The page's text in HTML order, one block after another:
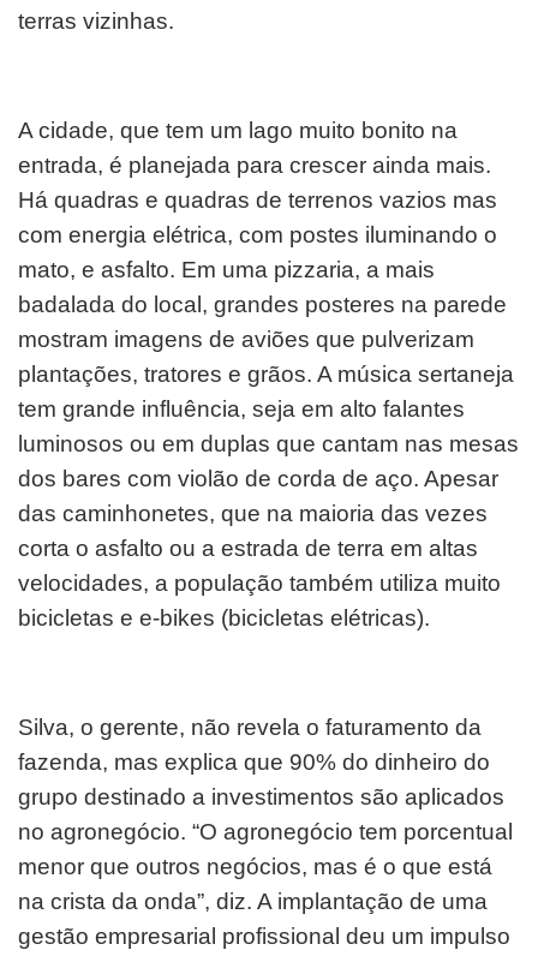
terras vizinhas.
A cidade, que tem um lago muito bonito na
entrada, é planejada para crescer ainda mais.
Há quadras e quadras de terrenos vazios mas
com energia elétrica, com postes iluminando o
mato, e asfalto. Em uma pizzaria, a mais
badalada do local, grandes posteres na parede
mostram imagens de aviões que pulverizam
plantações, tratores e grãos. A música sertaneja
tem grande influência, seja em alto falantes
luminosos ou em duplas que cantam nas mesas
dos bares com violão de corda de aço. Apesar
das caminhonetes, que na maioria das vezes
corta o asfalto ou a estrada de terra em altas
velocidades, a população também utiliza muito
bicicletas e e-bikes (bicicletas elétricas).
Silva, o gerente, não revela o faturamento da
fazenda, mas explica que 90% do dinheiro do
grupo destinado a investimentos são aplicados
no agronegócio. “O agronegócio tem porcentual
menor que outros negócios, mas é o que está
na crista da onda”, diz. A implantação de uma
gestão empresarial profissional deu um impulso